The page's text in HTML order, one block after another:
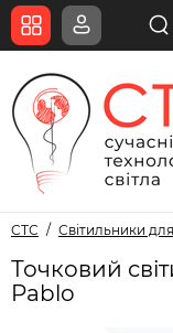
СТС Світильники
Точковий
Pablo